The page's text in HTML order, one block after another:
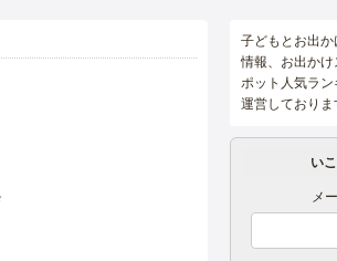
子どもとお出
情報、お出か
ポット人気ラ
運営しておりま
い
メ